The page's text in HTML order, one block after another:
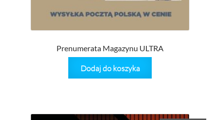
Prenumerata Magazynu ULTRA
Dodaj do koszyka